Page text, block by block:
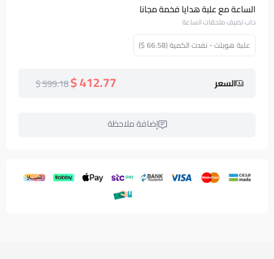
الساعة مع علبة هدايا فخمة مجانا
حاب تضيف ملحقات الساعة
علبة هوبلت - نفدت الكمية (66.58 $)
السعر 412.77 $
599.18 $
إضافة ملاحظة